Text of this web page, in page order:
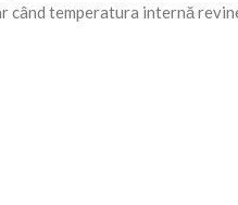
când temperatura internă